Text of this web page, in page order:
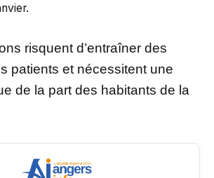
risquent d’entraîner des
patients et nécessitent une
de la part des habitants de la